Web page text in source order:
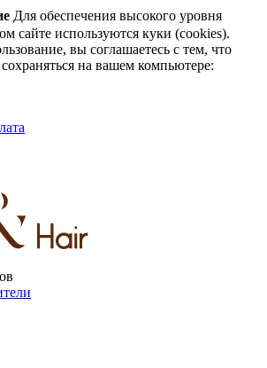
Для обеспечения высокого уровня
сайте используются куки (cookies).
вы соглашаетесь с тем, что
на вашем компьютере: